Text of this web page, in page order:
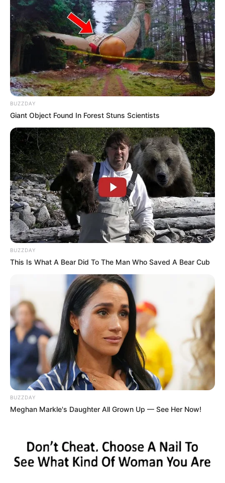
TAGS
BUZZDAY
Giant Object Found In Forest Stuns Scientists
BUZZDAY
This Is What A Bear Did To The Man Who Saved A Bear Cub
BUZZDAY
Meghan Markle's Daughter All Grown Up — See Her Now!